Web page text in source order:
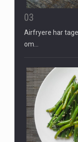
03
Airfryere har
om…